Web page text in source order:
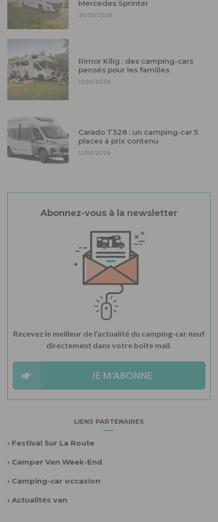
Mercedes Sprinter
30/03/2026
Rimor Kilig : des camping-cars
pensés pour les familles
12/03/2026
Carado T328 : un camping-car 5
places à prix contenu
12/03/2026
Abonnez-vous à la newsletter
Recevez le meilleur de l’actualité du camping-car neuf
directement dans votre boîte mail.
JE M'ABONNE
LIENS PARTENAIRES
› Festival Sur La Route
› Camper Van Week-End
› Camping-car occasion
› Actualités van